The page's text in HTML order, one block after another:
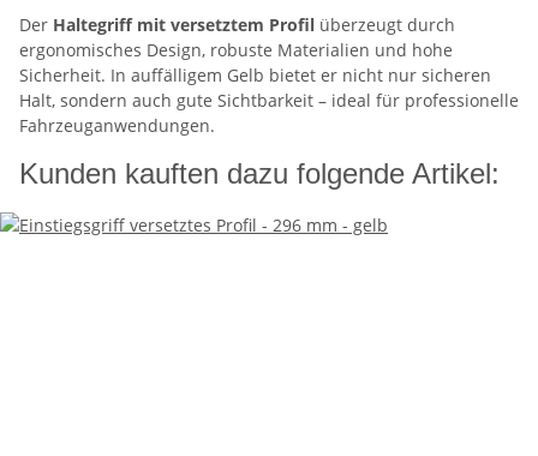
Der Haltegriff mit versetztem Profil überzeugt durch
ergonomisches Design, robuste Materialien und hohe
Sicherheit. In auffälligem Gelb bietet er nicht nur sicheren
Halt, sondern auch gute Sichtbarkeit – ideal für professionelle
Fahrzeuganwendungen.
Kunden kauften dazu folgende Artikel: